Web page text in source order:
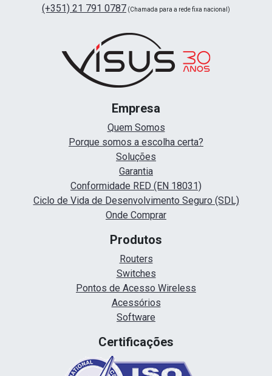
(+351) 21 791 0787 (Chamada para a rede fixa nacional)
Empresa
Quem Somos
Porque somos a escolha certa?
Soluções
Garantia
Conformidade RED (EN 18031)
Ciclo de Vida de Desenvolvimento Seguro (SDL)
Onde Comprar
Produtos
Routers
Switches
Pontos de Acesso Wireless
Acessórios
Software
Certificações